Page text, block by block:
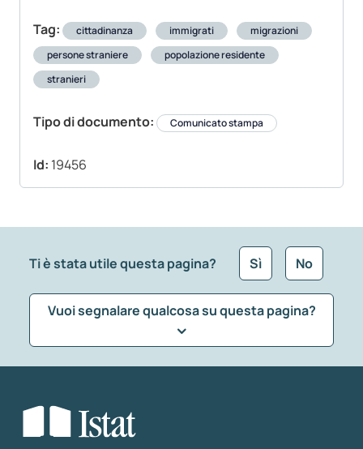
Tag: cittadinanza immigrati
migrazioni
persone straniere
popolazione residente
stranieri
Tipo di documento: Comunicato stampa
Id: 19456
Ti è stata utile questa pagina? Sì No
Vuoi segnalare qualcosa su questa pagina?
Seleziona la tipologia della segnalazione